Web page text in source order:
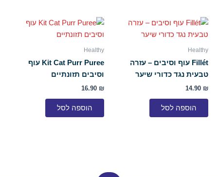
Healthy
Fillét עוף וסיבים – עזרה
טבעית נגד כדורי שיער
14.90 ₪
הוספה לסל
Healthy
Kit Cat Purr Puree עוף
וסיבים תזונתיים
16.90 ₪
הוספה לסל